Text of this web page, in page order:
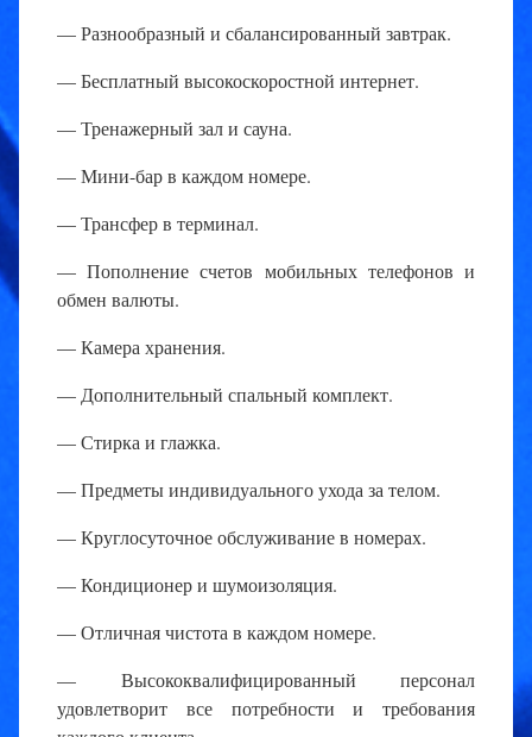
— Разнообразный и сбалансированный завтрак.
— Бесплатный высокоскоростной интернет.
— Тренажерный зал и сауна.
— Мини-бар в каждом номере.
— Трансфер в терминал.
— Пополнение счетов мобильных телефонов и
обмен валюты.
— Камера хранения.
— Дополнительный спальный комплект.
— Стирка и глажка.
— Предметы индивидуального ухода за телом.
— Круглосуточное обслуживание в номерах.
— Кондиционер и шумоизоляция.
— Отличная чистота в каждом номере.
— Высококвалифицированный персонал
удовлетворит все потребности и требования